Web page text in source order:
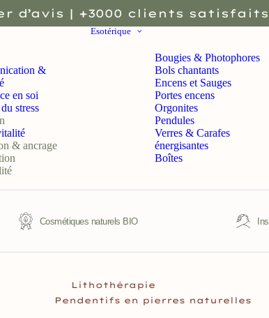
d’avis | +3000 clients satisfaits
&
en soi
stress
& ancrage
Esotérique
Bougies & Photophores
Bols chantants
Encens et Sauges
Portes encens
Orgonites
Pendules
Verres & Carafes
énergisantes
Boîtes
Cosmétiques naturels BIO
Lithothérapie
Pendentifs en pierres naturelles